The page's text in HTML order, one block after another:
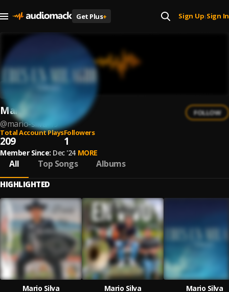
Get Plus+ Sign Up| Sign In
Mario Silva
@mario-silva-19
FOLLOW
Total Account Plays
209
Followers
1
Member Since: Dec '24 MORE
All Top Songs Albums
HIGHLIGHTED
Mario Silva
Mario Silva
Mario Silva